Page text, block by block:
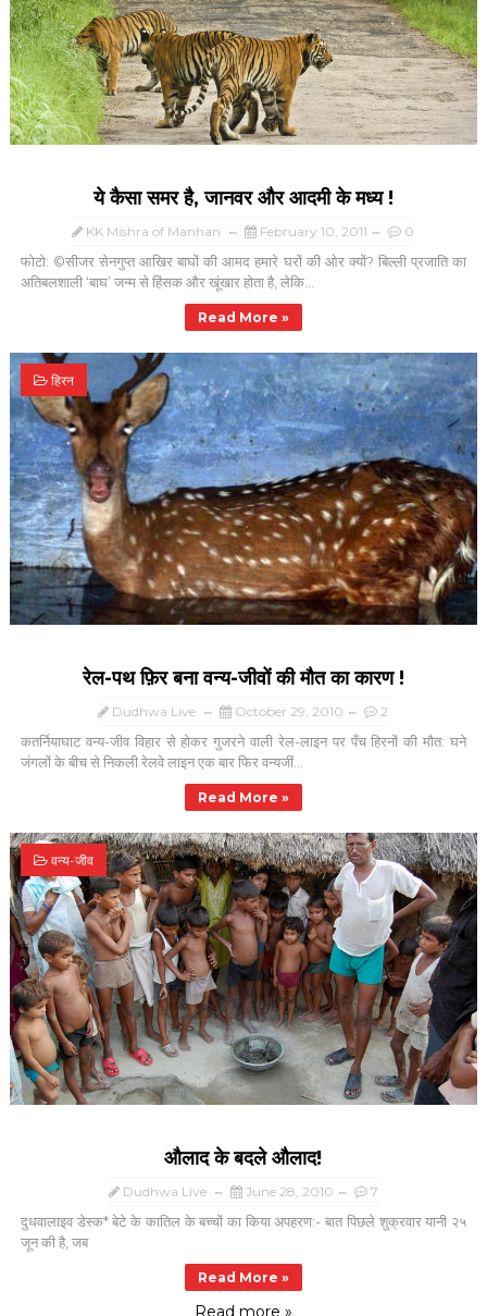
ये कैसा समर है, जानवर और आदमी के मध्य !
KK Mishra of Manhan February 10, 2011 0
फोटो: ©सीजर सेनगुप्त आखिर बाघों की आमद हमारे घरों की ओर क्यों? बिल्ली प्रजाति का
अतिबलशाली ‘बाघ’ जन्म से हिंसक और खूंखार होता है, लेकि...
Read More »
हिरन
रेल-पथ फ़िर बना वन्य-जीवों की मौत का कारण !
Dudhwa Live October 29, 2010 2
कतर्नियाघाट वन्य-जीव विहार से होकर गुजरने वाली रेल-लाइन पर पँच हिरनों की मौत: घने
जंगलों के बीच से निकली रेलवे लाइन एक बार फिर वन्यजीं...
Read More »
वन्य-जीव
औलाद के बदले औलाद!
Dudhwa Live June 28, 2010 7
दुधवालाइव डेस्क* बेटे के कातिल के बच्चों का किया अपहरण:- बात पिछले शुक्रवार यानी २५
जून की है, जब
Read More »
Read more »